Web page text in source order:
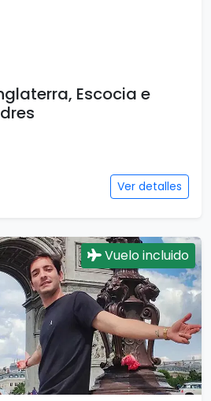
Escocia e
Ver detalles
Vuelo incluido